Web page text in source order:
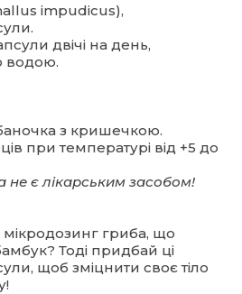
impudicus),
двічі на день,
водою.
з кришечкою.
при температурі від +5 до
не є лікарським засобом!
гриба, що
Тоді придбай ці
щоб зміцнити своє тіло